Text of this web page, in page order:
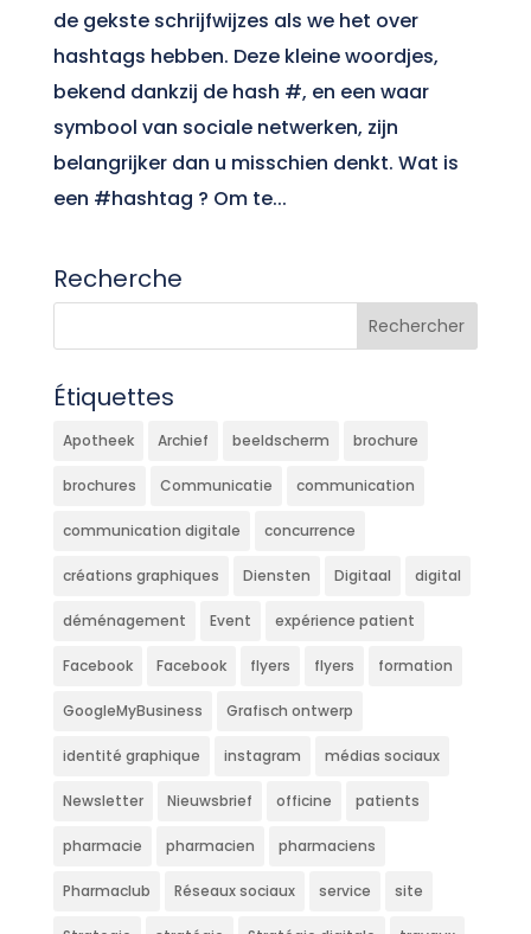
de gekste schrijfwijzes als we het over
hashtags hebben. Deze kleine woordjes,
bekend dankzij de hash #, en een waar
symbool van sociale netwerken, zijn
belangrijker dan u misschien denkt. Wat is
een #hashtag ? Om te...
Recherche
Étiquettes
Apotheek Archief beeldscherm brochure
brochures Communicatie communication
communication digitale concurrence
créations graphiques Diensten Digitaal digital
déménagement Event expérience patient
Facebook Facebook flyers flyers formation
GoogleMyBusiness Grafisch ontwerp
identité graphique instagram médias sociaux
Newsletter Nieuwsbrief officine patients
pharmacie pharmacien pharmaciens
Pharmaclub Réseaux sociaux service site